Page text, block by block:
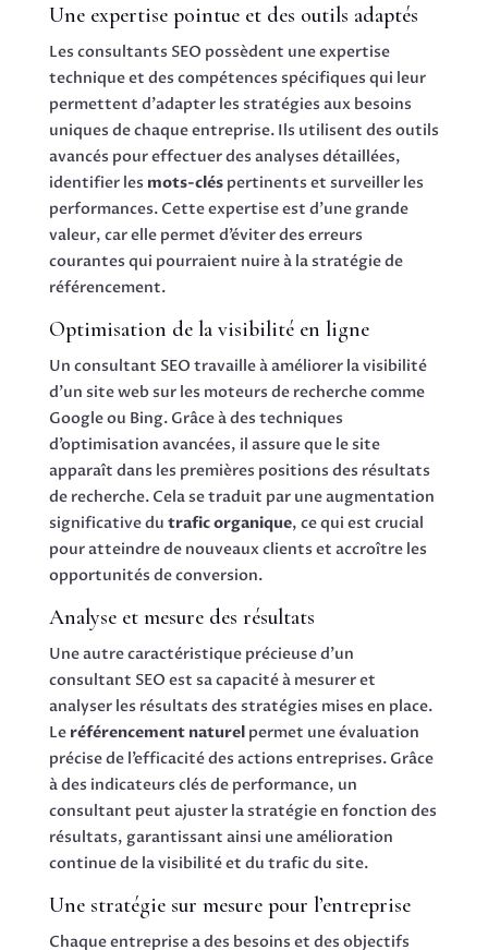
Une expertise pointue et des outils adaptés
Les consultants SEO possèdent une expertise
technique et des compétences spécifiques qui leur
permettent d’adapter les stratégies aux besoins
uniques de chaque entreprise. Ils utilisent des outils
avancés pour effectuer des analyses détaillées,
identifier les mots-cléspertinents et surveiller les
performances. Cette expertise est d’une grande
valeur, car elle permet d’éviter des erreurs
courantes qui pourraient nuire à la stratégie de
référencement.
Optimisation de la visibilité en ligne
Un consultant SEO travaille à améliorer la visibilité
d’un site web sur les moteurs de recherche comme
Google ou Bing. Grâce à des techniques
d’optimisation avancées, il assure que le site
apparaît dans les premières positions des résultats
de recherche. Cela se traduit par une augmentation
significative du trafic organique, ce qui est crucial
pour atteindre de nouveaux clients et accroître les
opportunités de conversion.
Analyse et mesure des résultats
Une autre caractéristique précieuse d’un
consultant SEO est sa capacité à mesurer et
analyser les résultats des stratégies mises en place.
Le référencement naturelpermet une évaluation
précise de l’efficacité des actions entreprises. Grâce
à des indicateurs clés de performance, un
consultant peut ajuster la stratégie en fonction des
résultats, garantissant ainsi une amélioration
continue de la visibilité et du trafic du site.
Une stratégie sur mesure pour l’entreprise
Chaque entreprise a des besoins et des objectifs